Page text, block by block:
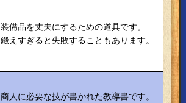
装備品を丈夫にするための道具です。
鍛えすぎると失敗することもあります。
商人に必要な技が書かれた教導書です。